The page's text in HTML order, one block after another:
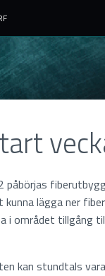
påbörjas
lägga ner
i området tillgång
kan stundtals